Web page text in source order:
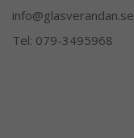
info@glasverandan.se
Tel: 079-3495968